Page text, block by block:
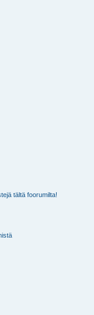
tältä foorumilta!